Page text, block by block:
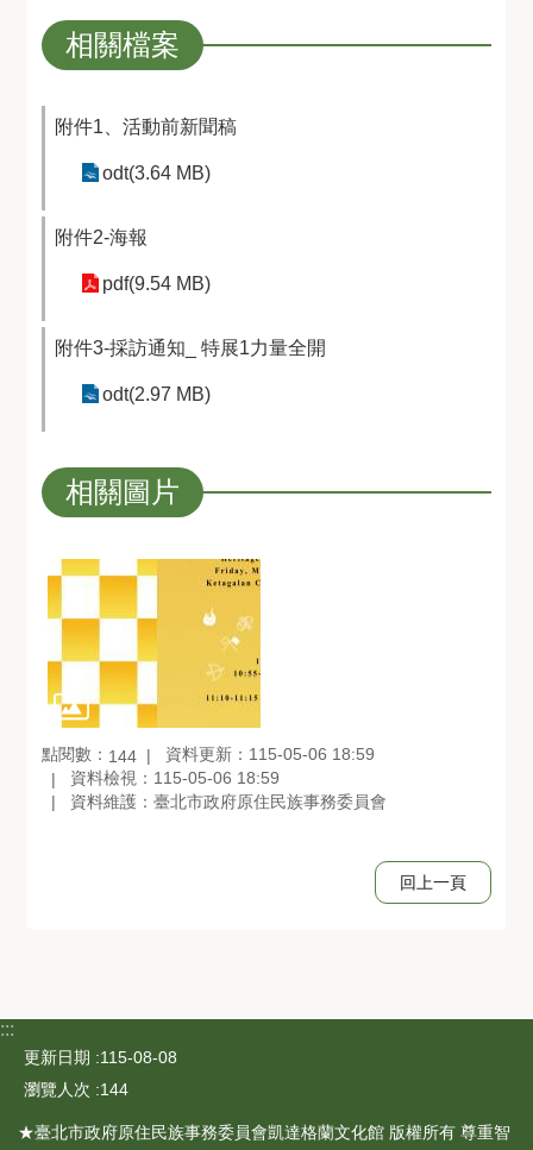
相關檔案
附件1、活動前新聞稿
odt(3.64 MB)
附件2-海報
pdf(9.54 MB)
附件3-採訪通知_ 特展1力量全開
odt(2.97 MB)
相關圖片
點閱數： 144
資料更新：115-05-06 18:59
資料檢視：115-05-06 18:59
資料維護：臺北市政府原住民族事務委員會
回上一頁
:::
更新日期
115-08-08
瀏覽人次
144
★臺北市政府原住民族事務委員會凱達格蘭文化館 版權所有 尊重智